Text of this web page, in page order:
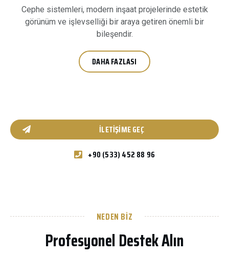
Cephe sistemleri, modern inşaat projelerinde estetik
görünüm ve işlevselliği bir araya getiren önemli bir
bileşendir.
DAHA FAZLASI
İLETIŞIME GEÇ
+90 (533) 452 88 96
NEDEN BIZ
Profesyonel Destek Alın